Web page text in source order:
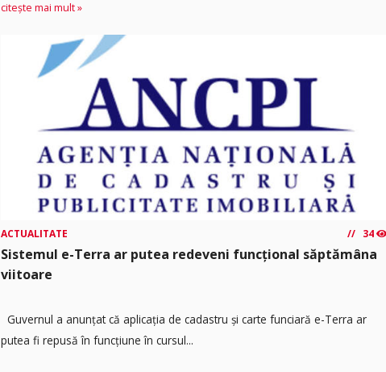
citește mai mult »
ACTUALITATE 34
Sistemul e-Terra ar putea redeveni funcțional săptămâna
viitoare
Guvernul a anunțat că aplicația de cadastru și carte funciară e-Terra ar
putea fi repusă în funcțiune în cursul...